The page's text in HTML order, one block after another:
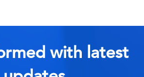
with latest